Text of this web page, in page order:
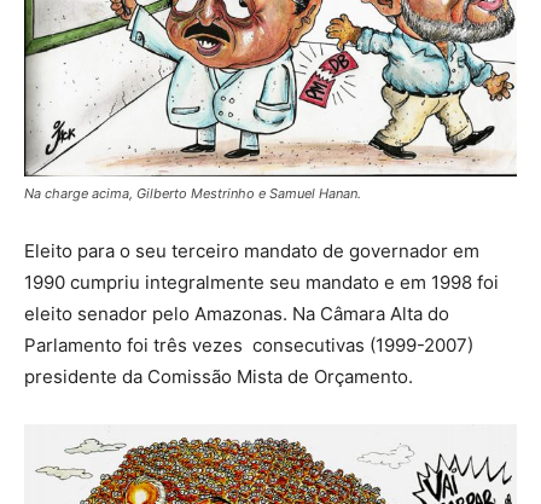
Na charge acima, Gilberto Mestrinho e Samuel Hanan.
Eleito para o seu terceiro mandato de governador em
1990 cumpriu integralmente seu mandato e em 1998 foi
eleito senador pelo Amazonas. Na Câmara Alta do
Parlamento foi três vezes consecutivas (1999-2007)
presidente da Comissão Mista de Orçamento.